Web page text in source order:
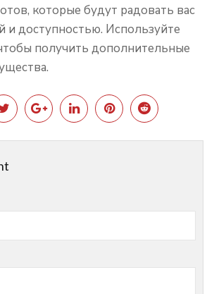
которые будут радовать вас
и доступностью. Используйте
получить дополнительные